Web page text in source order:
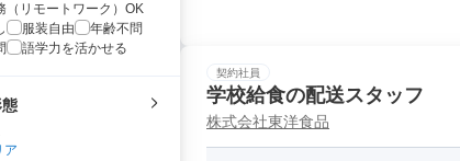
（リモートワーク）OK
服装自由
年齢不問
語学力を活かせる
ア
契約社員
学校給食の配送スタッフ
株式会社東洋食品